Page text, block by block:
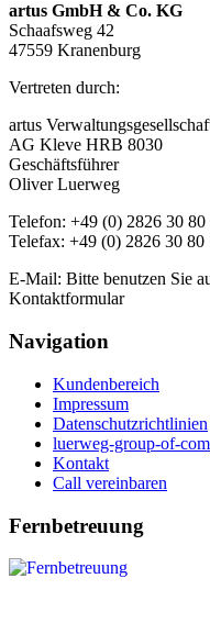
artus GmbH & Co. KG
Schaafsweg 42
47559 Kranenburg
Vertreten durch:
artus
AG Kleve HRB 8030
Geschäftsführer
Oliver Luerweg
Telefon: +49 (0) 2826 30 80
Telefax: +49 (0) 2826 30 80
E-Mail: Bitte benutzen Sie
Kontaktformular
Navigation
Kundenbereich
Impressum
Datenschutzrichtlinien
luerweg-group-of-
Kontakt
Call vereinbaren
Fernbetreuung